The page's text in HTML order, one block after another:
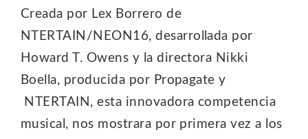
Creada por Lex Borrero de
NTERTAIN/NEON16, desarrollada por
Howard T. Owens y la directora Nikki
Boella, producida por Propagate y
NTERTAIN, esta innovadora competencia
musical, nos mostrara por primera vez a los